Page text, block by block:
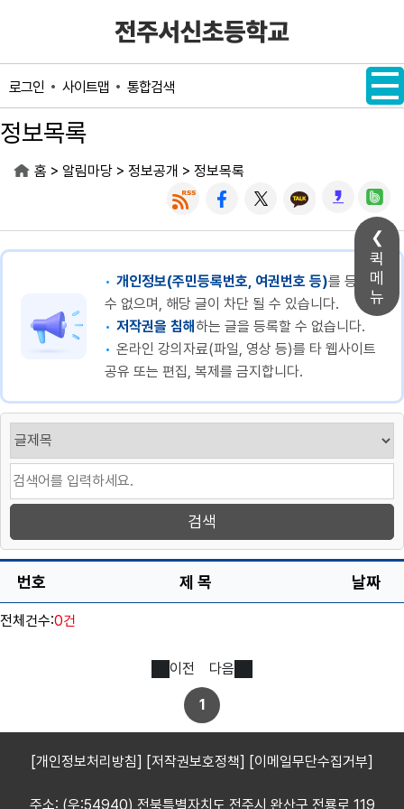
퀵
메
뉴
로그인 사이트맵 통합검색
정보목록
홈 > 알림마당 > 정보공개 > 정보목록
개인정보(주민등록번호, 여권번호 등)를 등록할
수 없으며, 해당 글이 차단 될 수 있습니다.
저작권을 침해하는 글을 등록할 수 없습니다.
온라인 강의자료(파일, 영상 등)를 타 웹사이트
공유 또는 편집, 복제를 금지합니다.
번호 제 목 날짜
전체건수:0건
이전
1
다음
[개인정보처리방침] [저작권보호정책] [이메일무단수집거부]
주소: (우:54940) 전북특별자치도 전주시 완산구 전룡로 119